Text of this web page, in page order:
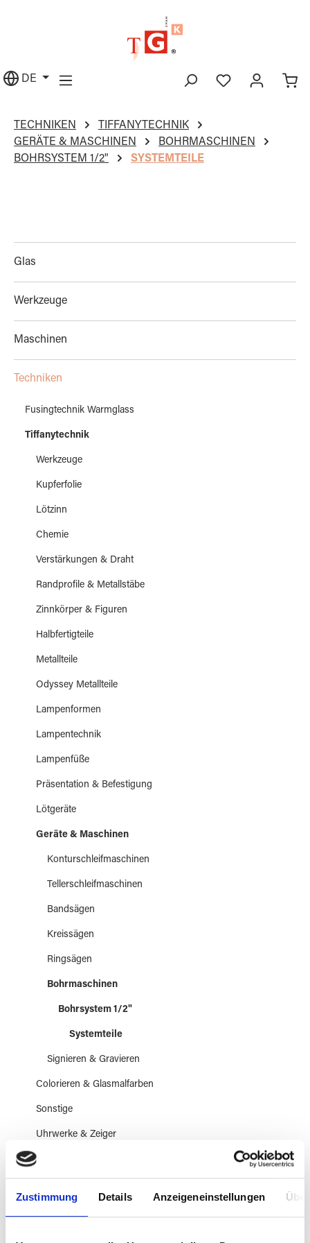
Zustimmung Details Anzeigeneinstellungen
DE
TECHNIKEN
TIFFANYTECHNIK
GERÄTE & MASCHINEN
BOHRMASCHINEN
BOHRSYSTEM 1/2"
SYSTEMTEILE
Glas
Werkzeuge
Maschinen
Techniken
Fusingtechnik Warmglass
Tiffanytechnik
Werkzeuge
Kupferfolie
Lötzinn
Chemie
Verstärkungen & Draht
Randprofile & Metallstäbe
Zinnkörper & Figuren
Halbfertigteile
Metallteile
Odyssey Metallteile
Lampenformen
Lampentechnik
Lampenfüße
Präsentation & Befestigung
Lötgeräte
Geräte & Maschinen
Konturschleifmaschinen
Tellerschleifmaschinen
Bandsägen
Kreissägen
Ringsägen
Bohrmaschinen
Bohrsystem 1/2"
Systemteile
Signieren & Gravieren
Colorieren & Glasmalfarben
Sonstige
Uhrwerke & Zeiger
Bleiverglasung